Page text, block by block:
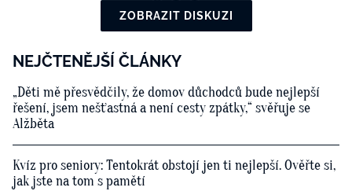
ZOBRAZIT DISKUZI
NEJČTENĚJŠÍ ČLÁNKY
„Děti mě přesvědčily, že domov důchodců bude nejlepší
řešení, jsem nešťastná a není cesty zpátky,“ svěřuje se
Alžběta
Kvíz pro seniory: Tentokrát obstojí jen ti nejlepší. Ověřte si,
jak jste na tom s pamětí